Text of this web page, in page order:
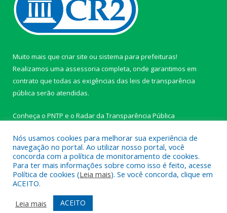
Muito mais que criar site ou sistema para prefeituras!
Realizamos uma assessoria completa, onde garantimos em
contrato que todas as exigências das leis de transparência
pública serão atendidas.
Conheça o PNTP e o Radar da Transparência Pública
Todos os direitos reservados a Câmara Municipal de Ipixuna do
Pará.
Mapa do Site
Acessar Área Administrativa
Nós usamos cookies para melhorar sua experiência de
navegação no portal. Ao utilizar nosso portal, você
concorda com a política de monitoramento de cookies.
Para ter mais informações sobre como isso é feito, acesse
Política de cookies (Leia mais). Se você concorda, clique em
ACEITO.
Leia mais
ACEITO